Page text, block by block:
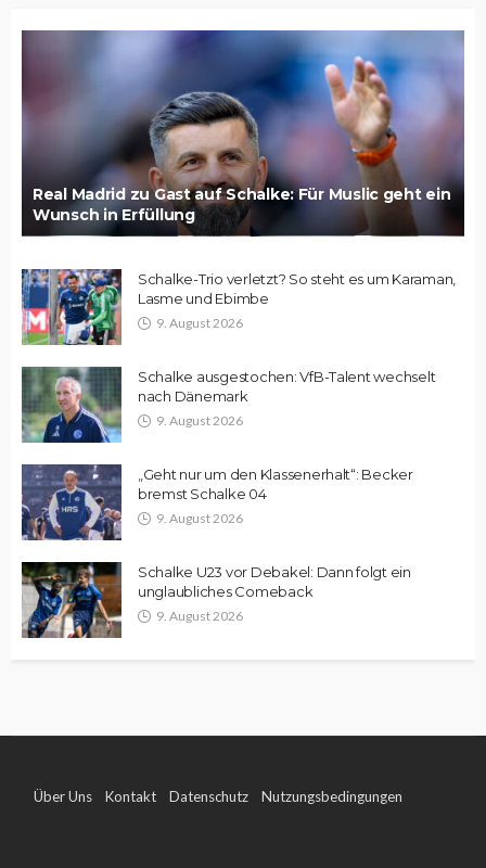
Real Madrid zu Gast auf Schalke: Für Muslic geht ein
Wunsch in Erfüllung
Schalke-Trio verletzt? So steht es um Karaman,
Lasme und Ebimbe
9. August 2026
Schalke ausgestochen: VfB-Talent wechselt
nach Dänemark
9. August 2026
„Geht nur um den Klassenerhalt“: Becker
bremst Schalke 04
9. August 2026
Schalke U23 vor Debakel: Dann folgt ein
unglaubliches Comeback
9. August 2026
Über Uns Kontakt Datenschutz Nutzungsbedingungen